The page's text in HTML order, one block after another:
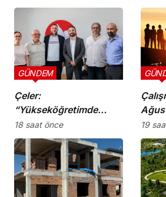
Çeler:
“Yükseköğretimde
günü kurtaran değil,
geleceği planlayan
politikalara ihtiyaç var”
GÜNDEM
18 saat önce 19